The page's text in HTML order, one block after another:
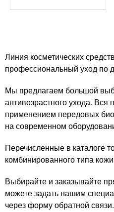
Линия косметических
профессиональный уход по
Мы предлагаем большой
антивозрастного ухода. Вся
применением передовых
на современном
Перечисленные в каталоге
комбинированного типа
Выбирайте и заказывайте
можете задать нашим
через форму обратной связи.